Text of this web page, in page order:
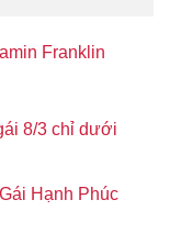
Franklin
8/3 chỉ dưới
Hạnh Phúc